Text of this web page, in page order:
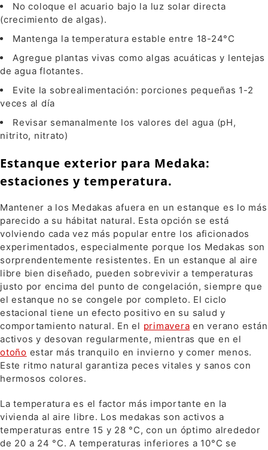
No coloque el acuario bajo la luz solar directa
(crecimiento de algas).
Mantenga la temperatura estable entre 18-24°C
Agregue plantas vivas como algas acuáticas y lentejas
de agua flotantes.
Evite la sobrealimentación: porciones pequeñas 1-2
veces al día
Revisar semanalmente los valores del agua (pH,
nitrito, nitrato)
Estanque exterior para Medaka:
estaciones y temperatura.
Mantener a los Medakas afuera en un estanque es lo más
parecido a su hábitat natural. Esta opción se está
volviendo cada vez más popular entre los aficionados
experimentados, especialmente porque los Medakas son
sorprendentemente resistentes. En un estanque al aire
libre bien diseñado, pueden sobrevivir a temperaturas
justo por encima del punto de congelación, siempre que
el estanque no se congele por completo. El ciclo
estacional tiene un efecto positivo en su salud y
comportamiento natural. En el primavera en verano están
activos y desovan regularmente, mientras que en el
otoño estar más tranquilo en invierno y comer menos.
Este ritmo natural garantiza peces vitales y sanos con
hermosos colores.
La temperatura es el factor más importante en la
vivienda al aire libre. Los medakas son activos a
temperaturas entre 15 y 28 °C, con un óptimo alrededor
de 20 a 24 °C. A temperaturas inferiores a 10°C se